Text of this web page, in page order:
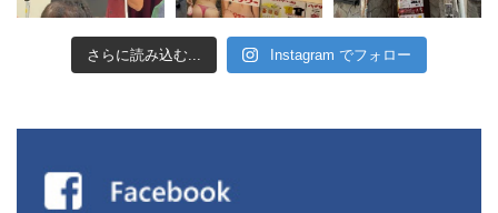
さらに読み込む... Instagram でフォロー